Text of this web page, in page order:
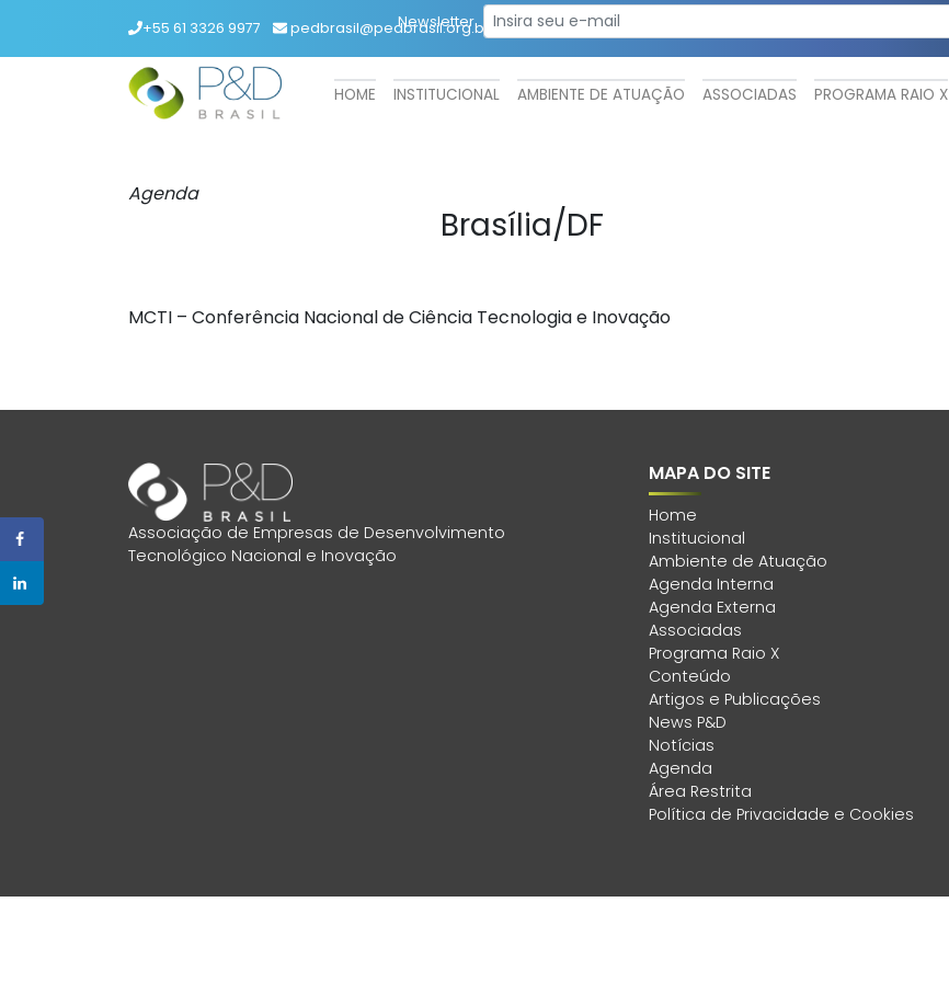
+55 61 3326 9977 pedbrasil@pedbrasil.org.br
Newsletter
HOME INSTITUCIONAL AMBIENTE DE ATUAÇÃO ASSOCIADAS PROGRAMA RAIO X
Agenda
Brasília/DF
MCTI – Conferência Nacional de Ciência Tecnologia e Inovação
Associação de Empresas de Desenvolvimento
Tecnológico Nacional e Inovação
MAPA DO SITE
Home
Institucional
Ambiente de Atuação
Agenda Interna
Agenda Externa
Associadas
Programa Raio X
Conteúdo
Artigos e Publicações
News P&D
Notícias
Agenda
Área Restrita
Política de Privacidade e Cookies